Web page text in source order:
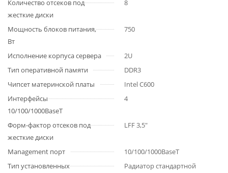
Количество отсеков под
жесткие диски
8
Мощность блоков питания,
Вт
750
Исполнение корпуса сервера
2U
Тип оперативной памяти
DDR3
Чипсет материнской платы
Intel C600
Интерфейсы
10/100/1000BaseT
4
Форм-фактор отсеков под
жесткие диски
LFF 3,5"
Management порт
10/100/1000BaseT
Тип установленных
Радиатор стандартной